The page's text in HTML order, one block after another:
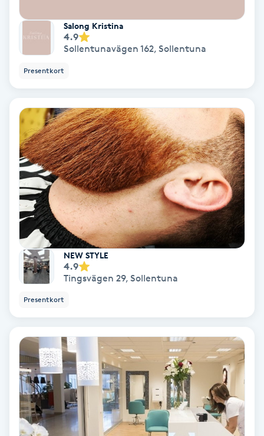
Pensionärklippning
Permanent ögonbrynsmakeup
Personal shopper
Personlig tränare
Picolaser
Piercing
Pigmentbehandling
Plastikkirurgi
Powder brows
Power Yoga
Salong Kristina
4.9
Sollentunavägen 162, Sollentuna
Presentkort
NEW STYLE
4.9
Tingsvägen 29, Sollentuna
Presentkort